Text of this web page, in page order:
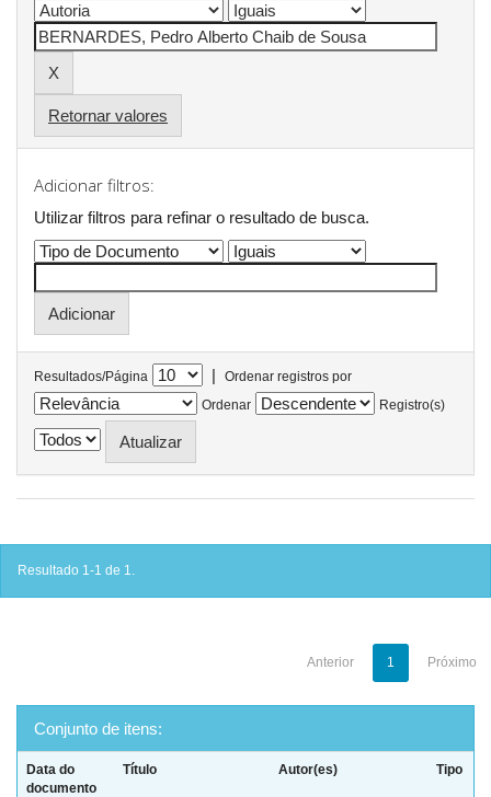
Retornar valores
Adicionar filtros:
Utilizar filtros para refinar o resultado de busca.
Resultados/Página |
Ordenar registros por
Ordenar
Registro(s)
Resultado 1-1 de 1.
Anterior 1 Próximo
Conjunto de itens:
Data do
documento
Título Autor(es) Tipo